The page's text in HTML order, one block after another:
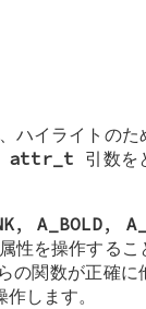
イライトのた
attr_t 引数を
,A_BOLD,
性を操作するこ
関数が正確に
します。